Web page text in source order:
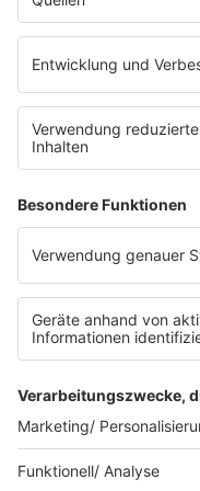
eröffnet. Direkt an
E-Bikes über eine
Impressum